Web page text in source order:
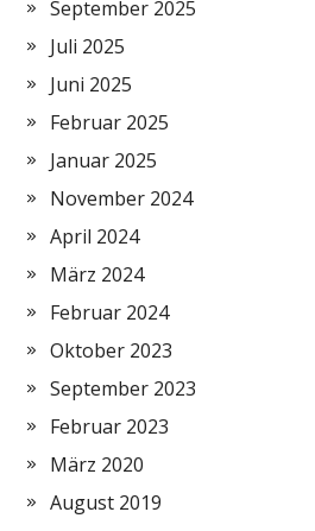
September 2025
Juli 2025
Juni 2025
Februar 2025
Januar 2025
November 2024
April 2024
März 2024
Februar 2024
Oktober 2023
September 2023
Februar 2023
März 2020
August 2019